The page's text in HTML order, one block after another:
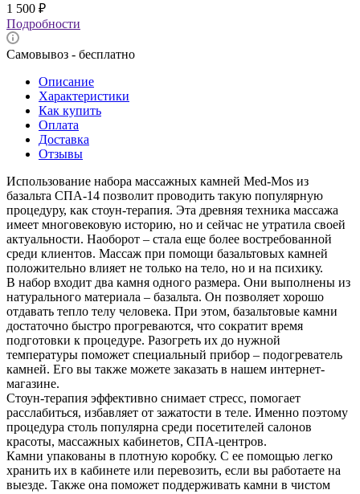
1 500 ₽
Подробности
Самовывоз - бесплатно
Описание
Характеристики
Как купить
Оплата
Доставка
Отзывы
Использование набора массажных камней Med-Mos из
базальта СПА-14 позволит проводить такую популярную
процедуру, как стоун-терапия. Эта древняя техника массажа
имеет многовековую историю, но и сейчас не утратила своей
актуальности. Наоборот – стала еще более востребованной
среди клиентов. Массаж при помощи базальтовых камней
положительно влияет не только на тело, но и на психику.
В набор входит два камня одного размера. Они выполнены из
натурального материала – базальта. Он позволяет хорошо
отдавать тепло телу человека. При этом, базальтовые камни
достаточно быстро прогреваются, что сократит время
подготовки к процедуре. Разогреть их до нужной
температуры поможет специальный прибор – подогреватель
камней. Его вы также можете заказать в нашем интернет-
магазине.
Стоун-терапия эффективно снимает стресс, помогает
расслабиться, избавляет от зажатости в теле. Именно поэтому
процедура столь популярна среди посетителей салонов
красоты, массажных кабинетов, СПА-центров.
Камни упакованы в плотную коробку. С ее помощью легко
хранить их в кабинете или перевозить, если вы работаете на
выезде. Также она поможет поддерживать камни в чистом